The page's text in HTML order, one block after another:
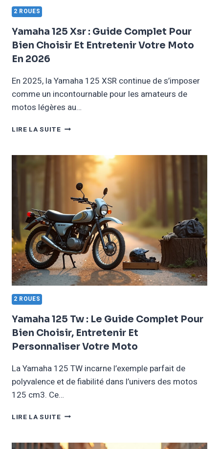
2 ROUES
Yamaha 125 Xsr : Guide Complet Pour
Bien Choisir Et Entretenir Votre Moto
En 2026
En 2025, la Yamaha 125 XSR continue de s’imposer
comme un incontournable pour les amateurs de
motos légères au…
LIRE LA SUITEYAMAHA
:
COMPLET
POUR
BIEN
CHOISIR
ET
ENTRETENIR
VOTRE
MOTO
EN
2026
2 ROUES
Yamaha 125 Tw : Le Guide Complet Pour
Bien Choisir, Entretenir Et
Personnaliser Votre Moto
La Yamaha 125 TW incarne l’exemple parfait de
polyvalence et de fiabilité dans l’univers des motos
125 cm3. Ce…
LIRE LA SUITEYAMAHA
: